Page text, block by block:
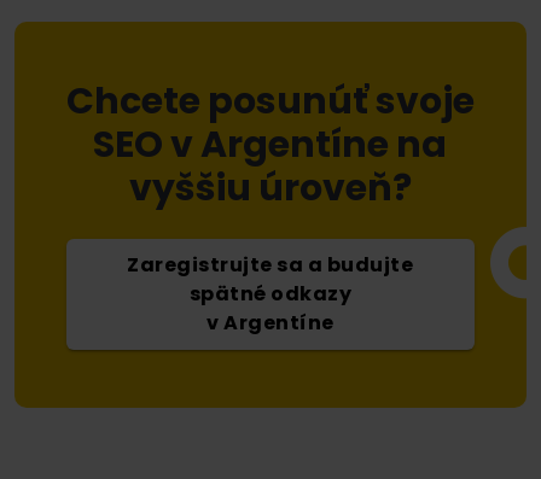
Chcete posunúť svoje
SEO v Argentíne na
vyššiu úroveň?
Zaregistrujte sa a budujte
spätné odkazy
v Argentíne